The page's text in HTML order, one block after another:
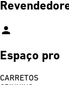
person
Espaço pro
CARRETOS